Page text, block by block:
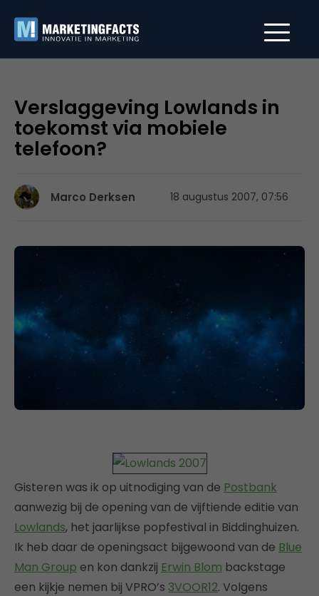
Verslaggeving Lowlands in
toekomst via mobiele
telefoon?
Marco Derksen 18 augustus 2007, 07:56
Gisteren was ik op uitnodiging van de Postbank
aanwezig bij de opening van de vijftiende editie van
Lowlands, het jaarlijkse popfestival in Biddinghuizen.
Ik heb daar de openingsact bijgewoond van de Blue
Man Group en kon dankzij Erwin Blom backstage
een kijkje nemen bij VPRO’s 3VOOR12. Volgens